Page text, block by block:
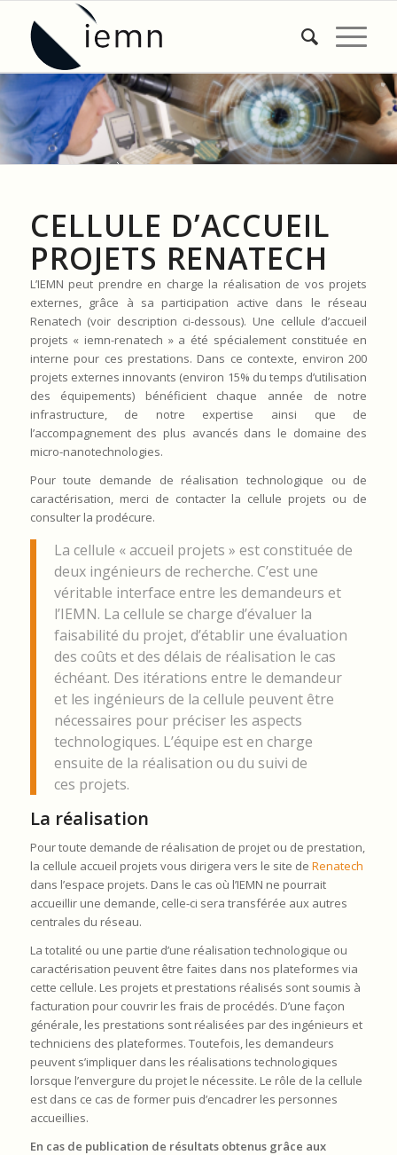
Bienvenue dans le futur
CELLULE D’ACCUEIL
PROJETS RENATECH
L’IEMN peut prendre en charge la réalisation de vos projets
externes, grâce à sa participation active dans le réseau
Renatech (voir description ci-dessous). Une cellule d’accueil
projets « iemn-renatech » a été spécialement constituée en
interne pour ces prestations. Dans ce contexte, environ 200
projets externes innovants (environ 15% du temps d’utilisation
des équipements) bénéficient chaque année de notre
infrastructure, de notre expertise ainsi que de
l’accompagnement des plus avancés dans le domaine des
micro-nanotechnologies.
Pour toute demande de réalisation technologique ou de
caractérisation, merci de contacter la cellule projets ou de
consulter la prodécure.
La cellule « accueil projets » est constituée de
deux ingénieurs de recherche. C’est une
véritable interface entre les demandeurs et
l’IEMN. La cellule se charge d’évaluer la
faisabilité du projet, d’établir une évaluation
des coûts et des délais de réalisation le cas
échéant. Des itérations entre le demandeur
et les ingénieurs de la cellule peuvent être
nécessaires pour préciser les aspects
technologiques. L’équipe est en charge
ensuite de la réalisation ou du suivi de
ces projets.
La réalisation
Pour toute demande de réalisation de projet ou de prestation,
la cellule accueil projets vous dirigera vers le site de Renatech
dans l’espace projets. Dans le cas où l’IEMN ne pourrait
accueillir une demande, celle-ci sera transférée aux autres
centrales du réseau.
La totalité ou une partie d’une réalisation technologique ou
caractérisation peuvent être faites dans nos plateformes via
cette cellule. Les projets et prestations réalisés sont soumis à
facturation pour couvrir les frais de procédés. D’une façon
générale, les prestations sont réalisées par des ingénieurs et
techniciens des plateformes. Toutefois, les demandeurs
peuvent s’impliquer dans les réalisations technologiques
lorsque l’envergure du projet le nécessite. Le rôle de la cellule
est dans ce cas de former puis d’encadrer les personnes
accueillies.
En cas de publication de résultats obtenus grâce aux